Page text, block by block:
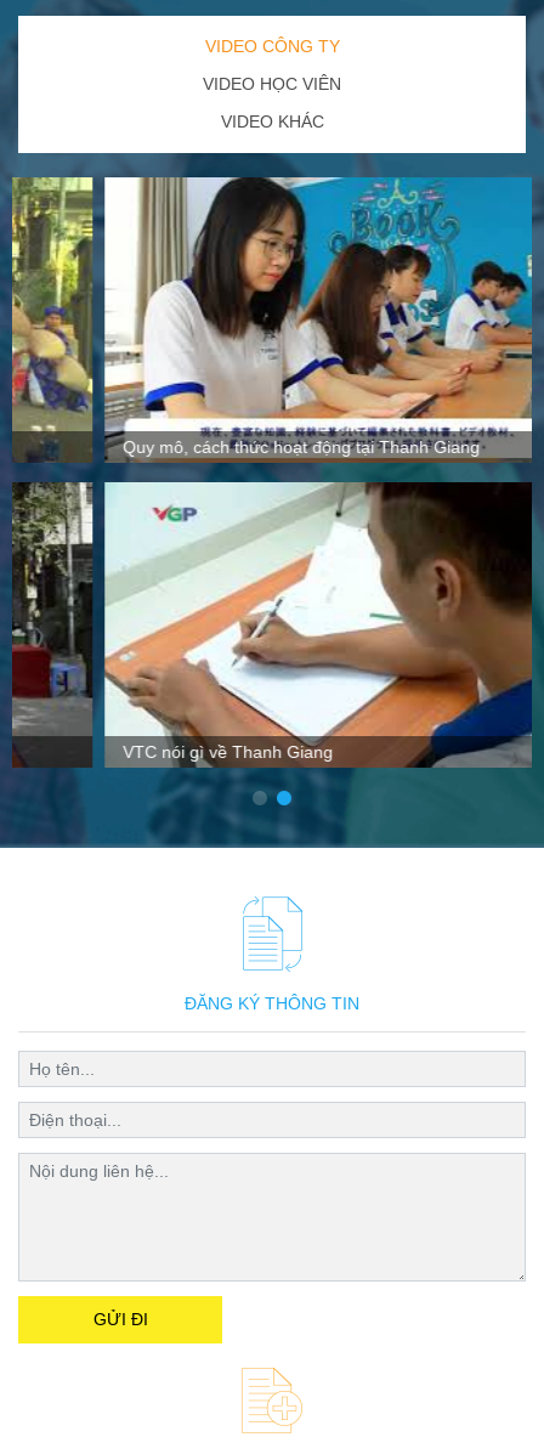
VIDEO CÔNG TY
VIDEO HỌC VIÊN
VIDEO KHÁC
Quy mô, cách thức hoạt động tại Thanh Giang
VTC nói gì về Thanh Giang
ĐĂNG KÝ THÔNG TIN